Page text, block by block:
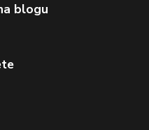
blogu